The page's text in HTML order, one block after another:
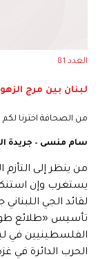
العدد 81
لبنان بين مرج الزهور
من الصحافة اخترنا لكم
سام منسى – جريدة
من ينظر إلى التأزم
يستغرب وإن
لقائد الجي
تأسيس «طلائع
الفلسطينيين في